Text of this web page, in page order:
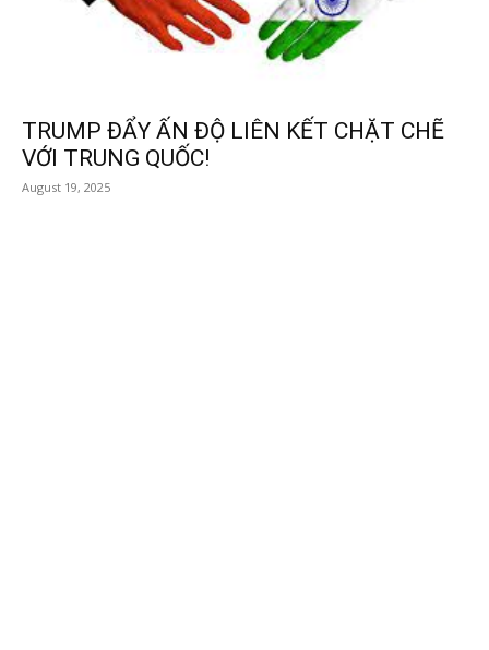
TRUMP ĐẨY ẤN ĐỘ LIÊN KẾT CHẶT CHẼ
VỚI TRUNG QUỐC!
August 19, 2025